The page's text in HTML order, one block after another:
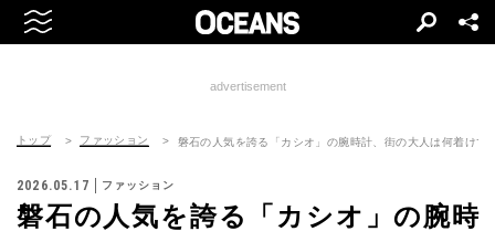
advertisement
トップ ファッション 磐石の人気を誇る「カシオ」の腕時計、街の大人は何着けて
2026.05.17 ファッション
磐石の人気を誇る「カシオ」の腕時